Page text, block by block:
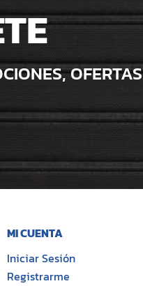
OFERTAS
MI CUENTA
Iniciar Sesión
Registrarme